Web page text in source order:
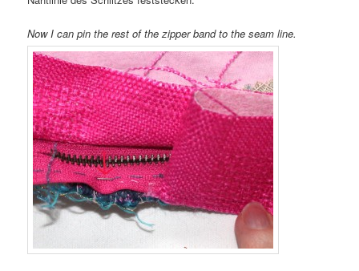
Now I can pin the rest of the zipper band to the seam line.